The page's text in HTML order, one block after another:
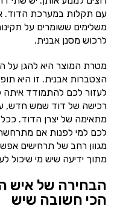
עם תקלות במערכת הדוד.
משלימים ששומרים על
לרכוש מסנן אבנית.
מטרת המוצר היא להגן על
הצטברות אבנית. זו היא
לעזור לכם להתמודד איתה
רכישה של דוד שמש חדש,
מתאימה של יצרן הדוד.
לכם למי לפנות אם
מגוון רחב של תרחישים
מתוך ידיעה שיש מי שיכול
הבחירה של איש
הכי חשובה שיש